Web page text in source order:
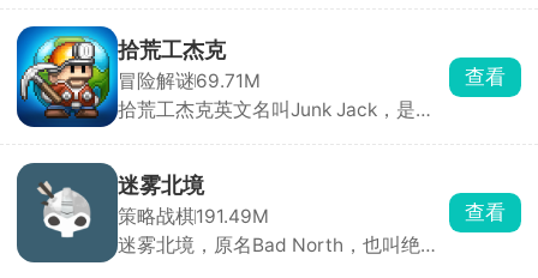
只渺小的流浪猫咪，置身于繁华却又危
机四伏的城市之中，体验颠沛流离、步
步惊心的流浪生活。
拾荒工杰克
冒险解谜69.71M
拾荒工杰克英文名叫Junk Jack，是一
星之间穿梭旅行，收集材料、捕鱼、养
牲畜、栽花、打怪、建住所，一切全靠
双手创造。玩法涵盖手工制作、烹调食
品、酿造药水，数百种珍品等你收集，
查看
迷雾北境
策略战棋191.49M
迷雾北境，原名Bad North，也叫绝境
查看